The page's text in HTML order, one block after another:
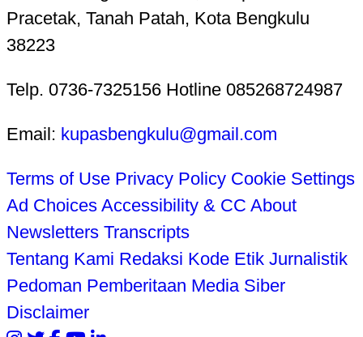
Pracetak, Tanah Patah, Kota Bengkulu
38223
Telp. 0736-7325156 Hotline 085268724987
Email: kupasbengkulu@gmail.com
Terms of Use Privacy Policy Cookie Settings
Ad Choices Accessibility & CC About
Newsletters Transcripts
Tentang Kami Redaksi Kode Etik Jurnalistik
Pedoman Pemberitaan Media Siber
Disclaimer